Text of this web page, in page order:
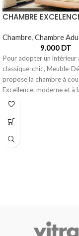
CHAMBRE
Chambre,Chambre
9.000 DT
Pour adopter un intérieur
classique-chic, Meuble-
propose la chambre à
Excellence, moderne et à